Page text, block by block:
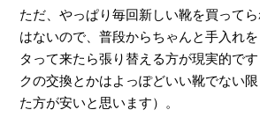
ただ、やっぱり毎回新しい靴を買って
はないので、普段からちゃんと手入れ
タって来たら張り替える方が現実的で
クの交換とかはよっぽどいい靴でない
た方が安いと思います）。